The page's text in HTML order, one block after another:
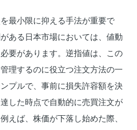
最小限に抑える手法が重要で
ある日本市場においては、値動
要があります。逆指値は、この
理するのに役立つ注文方法の一
プルで、事前に損失許容額を決
した時点で自動的に売買注文が
えば、株価が下落し始めた際、